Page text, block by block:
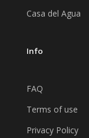
Casa del Agua
Info
FAQ
Terms of use
Privacy Policy